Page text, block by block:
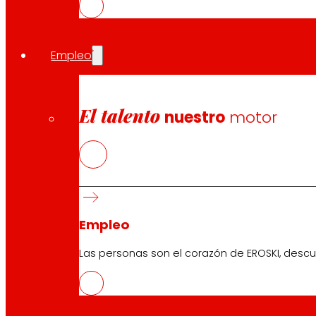
Empleo
El talento nuestro motor
Empleo
Las personas son el corazón de EROSKI,
Las franquicias de EROSKI responden al modelo
impacto ambiental.
La actual red de supermercados cuenta con
universidades, zonas turísticas o playas- y donde es
EROSKI apuesta de forma decidida por aportar al
director de Franquicias de EROSKI.
El 52% de las aperturas de la franquicia en el 2023
multifranquiciados.
continuamente optimizado y actualmente es
nuestras tiendas demuestra su satisfacción y el éxito